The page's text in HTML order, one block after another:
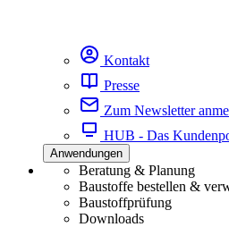
Kontakt
Presse
Zum Newsletter
HUB - Das
Anwendungen
Beratung & Planung
Baustoffe bestellen &
Baustoffprüfung
Downloads